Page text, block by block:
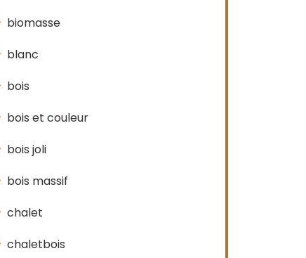
biomasse
blanc
bois
bois et couleur
bois joli
bois massif
chalet
chaletbois